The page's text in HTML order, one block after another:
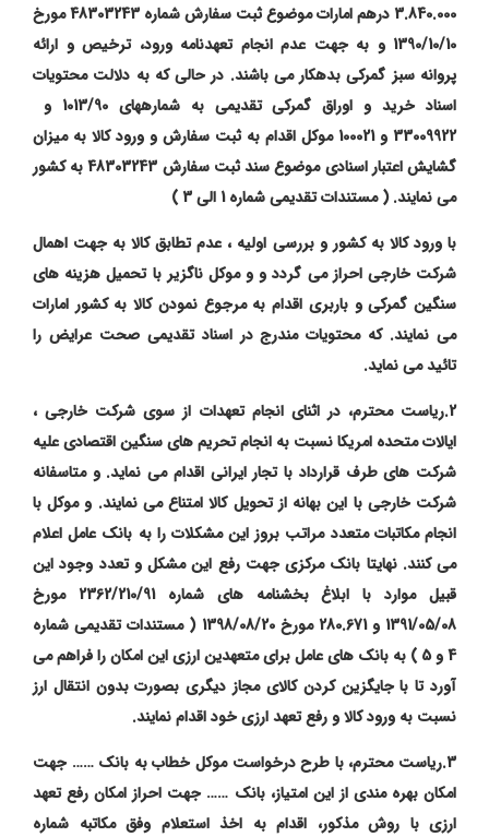
3.840.000 درهم امارات موضوع ثبت سفارش شماره 48303243 مورخ
1390/10/10 و به جهت عدم انجام تعهدنامه ورود، ترخیص و ارائه
پروانه سبز گمرکی بدهکار می باشند. در حالی که به دلالت محتویات
اسناد خرید و اوراق گمرکی تقدیمی به شمارههای 1013/90 و
33009922 و 100021 موکل اقدام به ثبت سفارش و ورود کالا به میزان
گشایش اعتبار اسنادی موضوع سند ثبت سفارش 48303243 به کشور
می نمایند. ( مستندات تقدیمی شماره 1 الی 3 )
با ورود کالا به کشور و بررسی اولیه ، عدم تطابق کالا به جهت اهمال
شرکت خارجی احراز می گردد و و موکل ناگزیر با تحمیل هزینه های
سنگین گمرکی و باربری اقدام به مرجوع نمودن کالا به کشور امارات
می نمایند. که محتویات مندرج در اسناد تقدیمی صحت عرایض را
تائید می نماید.
2.ریاست محترم، در اثنای انجام تعهدات از سوی شرکت خارجی ،
ایالات متحده امریکا نسبت به انجام تحریم های سنگین اقتصادی علیه
شرکت های طرف قرارداد با تجار ایرانی اقدام می نماید. و متاسفانه
شرکت خارجی با این بهانه از تحویل کالا امتناع می نمایند. و موکل با
انجام مکاتبات متعدد مراتب بروز این مشکلات را به بانک عامل اعلام
می کنند. نهایتا بانک مرکزی جهت رفع این مشکل و تعدد وجود این
قبیل موارد
با ابلاغ بخشنامه های شماره 2362/210/91 مورخ
1391/05/08 و 280.671 مورخ 1398/08/20
( مستندات تقدیمی شماره
4 و 5 ) به بانک های عامل برای متعهدین ارزی این امکان را فراهم می
آورد تا با جایگزین کردن کالای مجاز دیگری بصورت بدون انتقال ارز
نسبت به ورود کالا و رفع تعهد ارزی خود اقدام نمایند.
3.ریاست محترم، با طرح درخواست موکل خطاب به بانک …… جهت
امکان بهره مندی از این امتیاز، بانک …… جهت احراز امکان رفع تعهد
ارزی با روش مذکور، اقدام به اخذ استعلام وفق مکاتبه شماره